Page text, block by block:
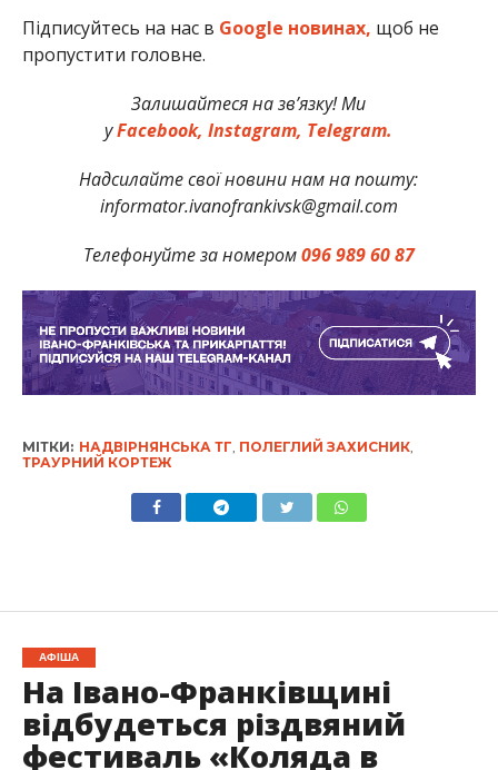
Підписуйтесь на нас в Google новинах, щоб не
пропустити головне.
Залишайтеся на зв’язку! Ми
уFacebook, Instagram, Telegram.
Надсилайте свої новини нам на пошту:
informator.ivanofrankivsk@gmail.com
Телефонуйте за номером096 989 60 87
МІТКИ: НАДВІРНЯНСЬКА ТГ ПОЛЕГЛИЙ ЗАХИСНИК,
ТРАУРНИЙ КОРТЕЖ
АФІША
На Івано-Франківщині
відбудеться різдвяний
фестиваль «Коляда в